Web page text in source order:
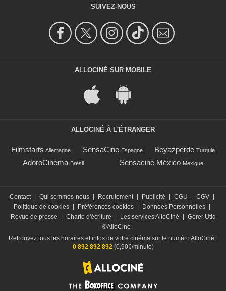
SUIVEZ-NOUS
ALLOCINÉ SUR MOBILE
ALLOCINÉ À L'ÉTRANGER
Filmstarts Allemagne SensaCine Espagne Beyazperde Turquie
AdoroCinema Brésil Sensacine México Mexique
Contact Qui sommes-nous Recrutement Publicité CGU CGV
Politique de cookies
Préférences cookies Données Personnelles
Revue de presse
Charte d'écriture Les services AlloCiné
Gérer Utiq
©AlloCiné
Retrouvez tous les horaires et infos de votre cinéma sur le numéro AlloCiné :
0 892 892 892(0,90€/minute)